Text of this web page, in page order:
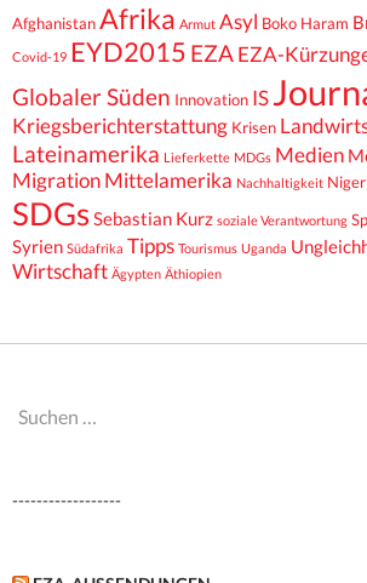
AfghanistanAfrika Armut Asyl Boko Haram
Covid-19 EYD2015 EZA EZA-
Globaler Süden Innovation IS
Kriegsberichterstattung Krisen
Lateinamerika Lieferkette MDGs Medien
Migration Mittelamerika Nachhaltigkeit
SDGsSebastian Kurz soziale Verantwortung
Syrien Südafrika Tipps Tourismus Uganda
Wirtschaft Ägypten Äthiopien
Suchen
------------------